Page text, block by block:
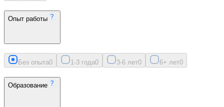
Опыт работы
Без опыта0 1-3 года0 3-6 лет0 6+ лет0
Образование